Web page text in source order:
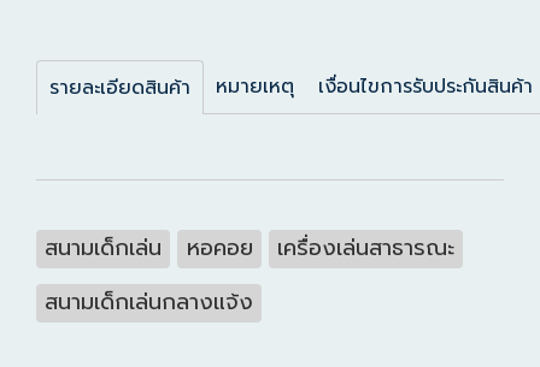
รายละเอียดสินค้า หมายเหตุ เงื่อนไขการรับประกันสินค้า
สนามเด็กเล่น หอคอย
เครื่องเล่นสาธารณะ
สนามเด็กเล่นกลางแจ้ง